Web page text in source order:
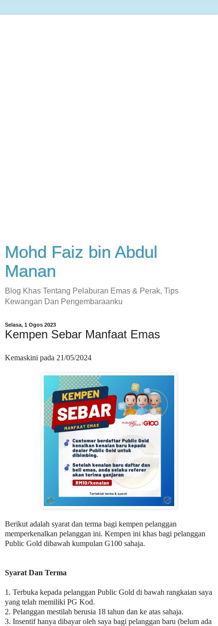
Mohd Faiz bin Abdul
Manan
Blog Khas Tentang Pelaburan Emas & Perak, Tips
Kewangan Dan Pengembaraanku
Selasa, 1 Ogos 2023
Kempen Sebar Manfaat Emas
Kemaskini pada 21/05/2024
Berikut adalah syarat dan terma bagi kempen pelanggan
memperkenalkan pelanggan ini. Kempen ini khas bagi pelanggan
Public Gold dibawah kumpulan G100 sahaja.
Syarat Dan Terma
1. Terbuka kepada pelanggan Public Gold di bawah rangkaian saya
yang telah memiliki PG Kod.
2. Pelanggan mestilah berusia 18 tahun dan ke atas sahaja.
3. Insentif hanya dibayar oleh saya bagi pelanggan baru (belum ada